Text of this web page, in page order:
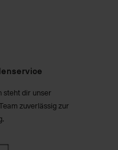
steht dir unser
zuverlässig zur